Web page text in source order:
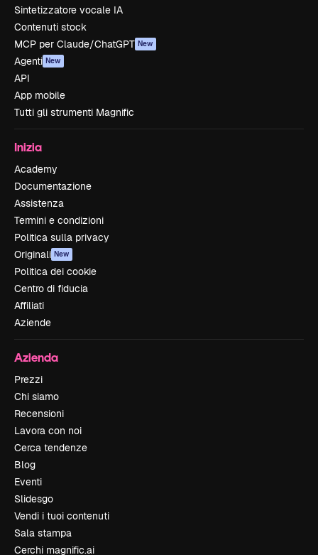
Sintetizzatore vocale IA
Contenuti stock
MCP per Claude/ChatGPT New
Agenti New
API
App mobile
Tutti gli strumenti Magnific
Inizia
Academy
Documentazione
Assistenza
Termini e condizioni
Politica sulla privacy
Originali New
Politica dei cookie
Centro di fiducia
Affiliati
Aziende
Azienda
Prezzi
Chi siamo
Recensioni
Lavora con noi
Cerca tendenze
Blog
Eventi
Slidesgo
Vendi i tuoi contenuti
Sala stampa
Cerchi magnific.ai